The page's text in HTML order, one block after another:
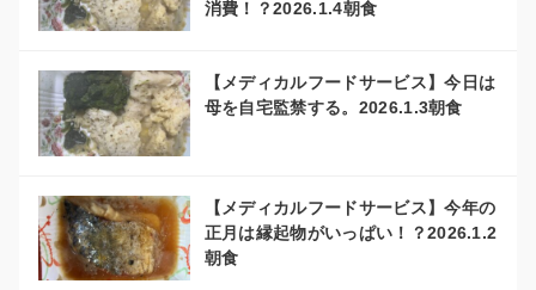
消費！？2026.1.4朝食
【メディカルフードサービス】今日は
母を自宅監禁する。2026.1.3朝食
【メディカルフードサービス】今年の
正月は縁起物がいっぱい！？2026.1.2
朝食